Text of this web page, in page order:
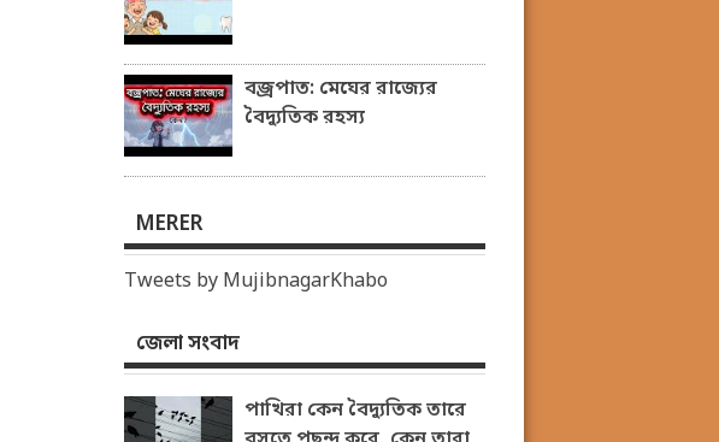
বজ্রপাত: মেঘের রাজ্যের
বৈদ্যুতিক রহস্য
MERER
Tweets by MujibnagarKhabo
জেলা সংবাদ
পাখিরা কেন বৈদ্যুতিক তারে